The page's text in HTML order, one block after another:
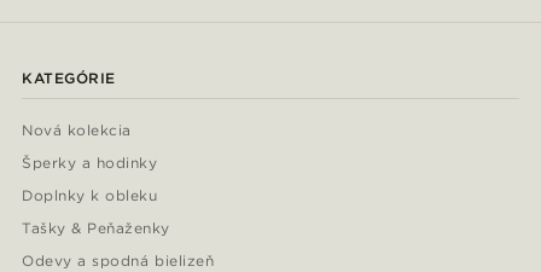
KATEGÓRIE
Nová kolekcia
Šperky a hodinky
Doplnky k obleku
Tašky & Peňaženky
Odevy a spodná bielizeň